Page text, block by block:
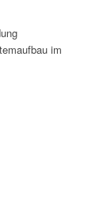
im